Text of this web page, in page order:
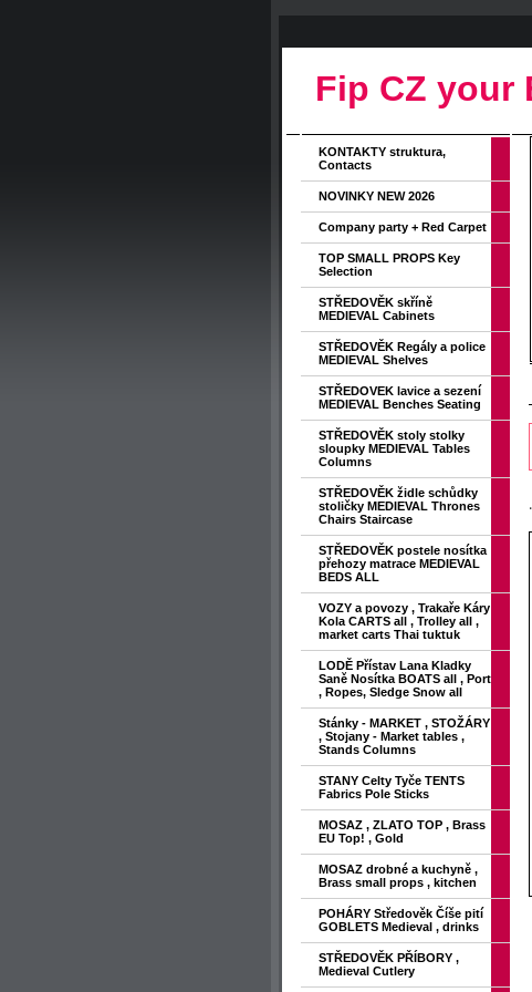
Fip CZ your
KONTAKTY struktura,
Contacts
NOVINKY NEW 2026
Company party + Red Carpet
TOP SMALL PROPS Key
Selection
STŘEDOVĚK skříně
MEDIEVAL Cabinets
STŘEDOVĚK Regály a police
MEDIEVAL Shelves
STŘEDOVEK lavice a sezení
MEDIEVAL Benches Seating
STŘEDOVĚK stoly stolky
sloupky MEDIEVAL Tables
Columns
STŘEDOVĚK židle schůdky
stoličky MEDIEVAL Thrones
Chairs Staircase
STŘEDOVĚK postele nosítka
přehozy matrace MEDIEVAL
BEDS ALL
VOZY a povozy , Trakaře Káry
Kola CARTS all , Trolley all ,
market carts Thai tuktuk
LODĚ Přístav Lana Kladky
Saně Nosítka BOATS all , Port
, Ropes, Sledge Snow all
Stánky - MARKET , STOŽÁRY
, Stojany - Market tables ,
Stands Columns
STANY Celty Tyče TENTS
Fabrics Pole Sticks
MOSAZ , ZLATO TOP , Brass
EU Top! , Gold
MOSAZ drobné a kuchyně ,
Brass small props , kitchen
POHÁRY Středověk Číše pití
GOBLETS Medieval , drinks
STŘEDOVĚK PŘÍBORY ,
Medieval Cutlery